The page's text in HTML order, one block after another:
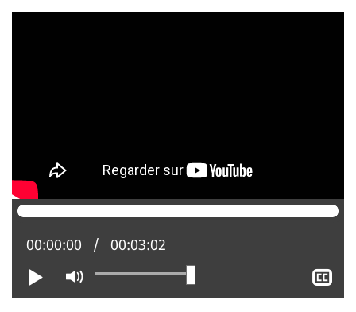
Lire
Activer
le
Position actuelle :
00:00:00 Temps total :
00:03:02
le